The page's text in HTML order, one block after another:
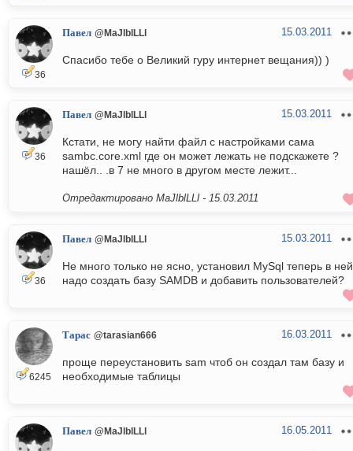
36
Павел @MaJlblLLl 15.03.2011
Спасибо тебе о Великий гуру интернет вещания)) )
36
Павел @MaJlblLLl 15.03.2011
Кстати, не могу найти файл с настройками сама
sambc.core.xml где он может лежать не подскажете ?
нашёл.. .в 7 не много в другом месте лежит...
Отредактировано MaJlblLLl - 15.03.2011
36
Павел @MaJlblLLl 15.03.2011
Не много только не ясно, установил MySql теперь в ней
надо создать базу SAMDB и добавить пользователей?
6245
Тарас @tarasian666 16.03.2011
проще переустановить sam чтоб он создал там базу и
необходимые таблицы
Павел @MaJlblLLl 16.05.2011